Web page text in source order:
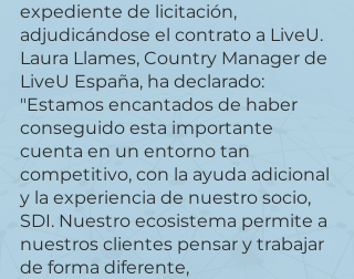
expediente de licitación,
adjudicándose el contrato a LiveU.
Laura Llames, Country Manager de
LiveU España, ha declarado:
"Estamos encantados de haber
conseguido esta importante
cuenta en un entorno tan
competitivo, con la ayuda adicional
y la experiencia de nuestro socio,
SDI. Nuestro ecosistema permite a
nuestros clientes pensar y trabajar
de forma diferente,